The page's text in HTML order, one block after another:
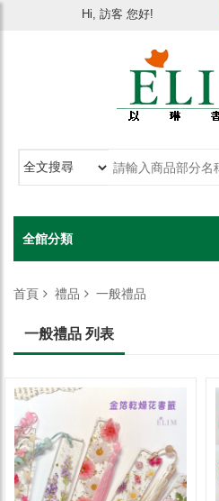
Hi, 訪客 您好!
全館分類
首頁 禮品 一般禮品
一般禮品 列表